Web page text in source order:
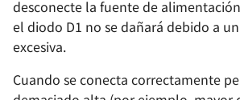
desconecte la fuente de
el diodo D1 no se dañará debido a
excesiva.
Cuando se conecta correctamente